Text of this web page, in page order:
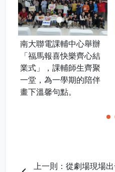
南大聯電課輔中心舉辦
「福馬報喜快樂齊心結
業式」，課輔師生齊聚
一堂，為一學期的陪伴
畫下溫馨句點。
上一則：從劇場現場